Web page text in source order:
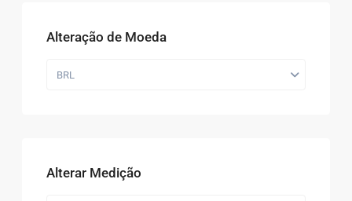
Alteração de Moeda
BRL
Alterar Medição